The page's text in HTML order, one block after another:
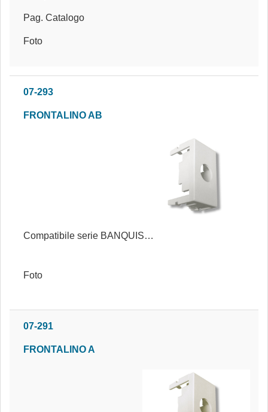
Pag. Catalogo
Foto
07-293
FRONTALINO AB
Compatibile serie BANQUISE®
Foto
07-291
FRONTALINO A